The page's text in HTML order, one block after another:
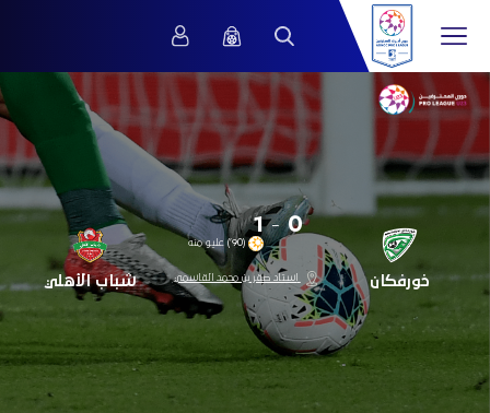
خورفكان
0
-
1
(90’) عليو منه
شباب الأهلي